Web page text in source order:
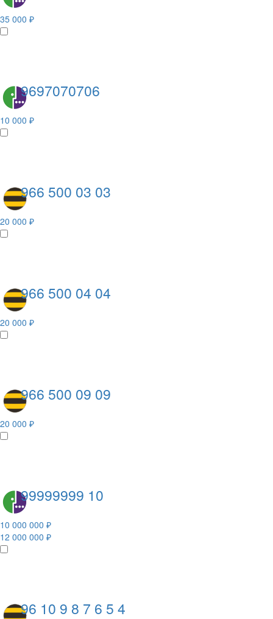
35 000 ₽
9697070706
10 000 ₽
966 500 03 03
20 000 ₽
966 500 04 04
20 000 ₽
966 500 09 09
20 000 ₽
99999999 10
10 000 000 ₽
12 000 000 ₽
96 10 9 8 7 6 5 4